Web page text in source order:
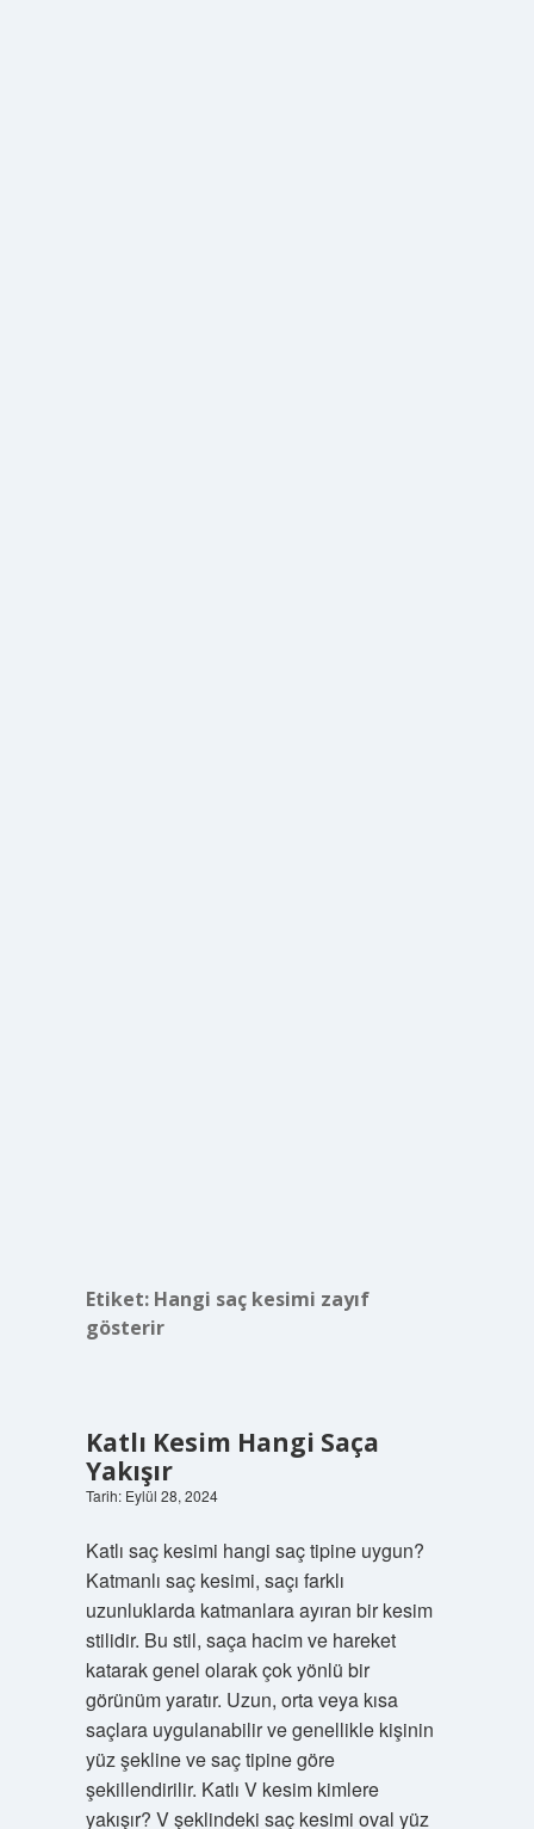
Etiket: Hangi saç kesimi zayıf
gösterir
Katlı Kesim Hangi Saça
Yakışır
Tarih: Eylül 28, 2024
Katlı saç kesimi hangi saç tipine uygun?
Katmanlı saç kesimi, saçı farklı
uzunluklarda katmanlara ayıran bir kesim
stilidir. Bu stil, saça hacim ve hareket
katarak genel olarak çok yönlü bir
görünüm yaratır. Uzun, orta veya kısa
saçlara uygulanabilir ve genellikle kişinin
yüz şekline ve saç tipine göre
şekillendirilir. Katlı V kesim kimlere
yakışır? V şeklindeki saç kesimi oval yüz